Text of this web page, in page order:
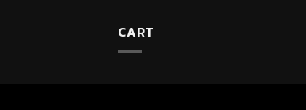
CART